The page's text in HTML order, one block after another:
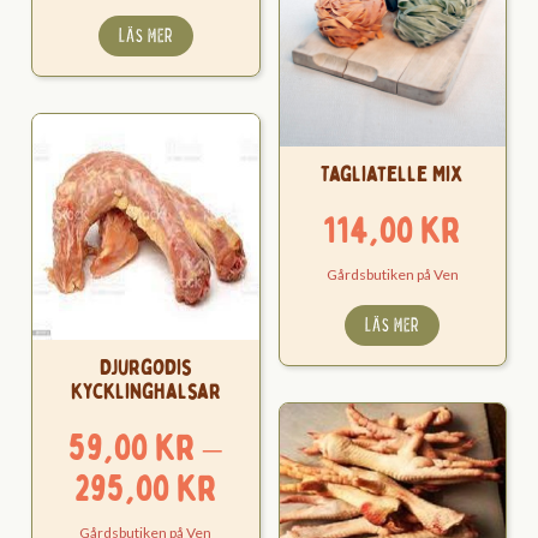
LÄS MER
Tagliatelle Mix
114,00kr
Gårdsbutiken på Ven
LÄS MER
Djurgodis
kycklinghalsar
59,00kr –
295,00kr Prisintervall:
59,00 kr
Gårdsbutiken på Ven